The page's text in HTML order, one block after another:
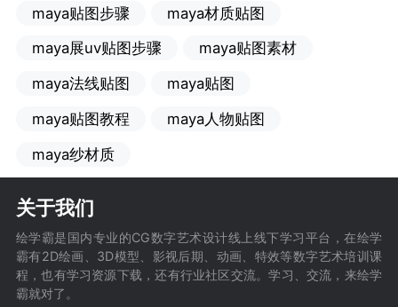
maya贴图步骤
maya材质贴图
maya展uv贴图步骤
maya贴图素材
maya法线贴图
maya贴图
maya贴图教程
maya人物贴图
maya纱材质
关于我们
绘学霸是国内专业的CG数字艺术设计线上线下学习平台，在绘学
霸有2D绘画、3D模型、影视后期、动画、特效等数字艺术培训课
程，也有学习资源下载，还有行业社区交流。学习、交流，来绘学
霸就对了。